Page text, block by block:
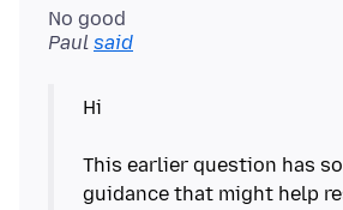
No good
Paul said
Hi
This earlier question has
guidance that might help